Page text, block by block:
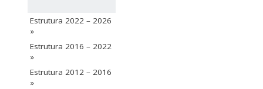
Estrutura 2022 – 2026
»
Estrutura 2016 – 2022
»
Estrutura 2012 – 2016
»